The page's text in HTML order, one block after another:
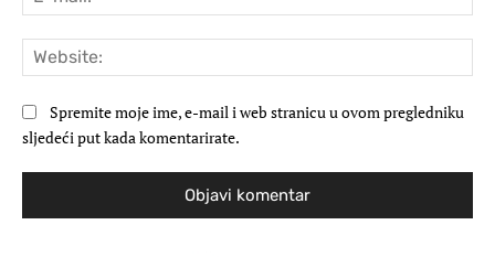
Spremite moje ime, e-mail i web stranicu u ovom pregledniku
sljedeći put kada komentarirate.